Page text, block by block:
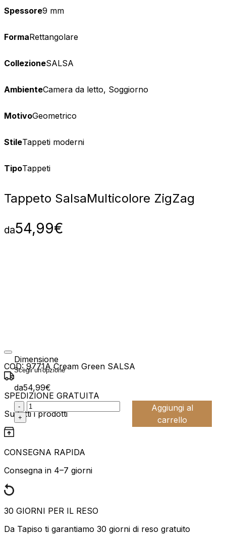
Spessore9 mm
FormaRettangolare
CollezioneSALSA
AmbienteCamera da letto, Soggiorno
MotivoGeometrico
StileTappeti moderni
TipoTappeti
Tappeto SalsaMulticolore ZigZag
da54,99€
Dimensione
da54,99€
:product_name quantity
-
+
Aggiungi al
carrello
COD:9771A Cream Green SALSA
SPEDIZIONE GRATUITA
Su tutti i prodotti
CONSEGNA RAPIDA
Consegna in 4–7 giorni
30 GIORNI PER IL RESO
Da Tapiso ti garantiamo 30 giorni di reso gratuito